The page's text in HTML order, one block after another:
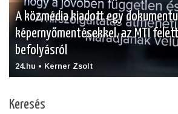
A közmédia kiadott egy
képernyőmentésekkel, az MTI
befolyásról
24.hu • Kerner Zsolt
Keresés